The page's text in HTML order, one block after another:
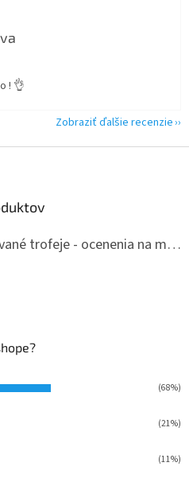
je 5 z 5 hviezdičiek.
! 👌
Zobraziť ďalšie recenzie
Drevené gravírované trofeje - ocenenia na mieru
je 5 z 5 hviezdičiek.
(68%)
(21%)
(11%)